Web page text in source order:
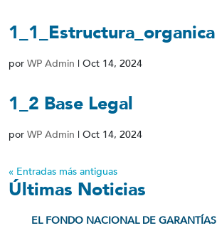
1_1_Estructura_organica
por WP Admin | Oct 14, 2024
1_2 Base Legal
por WP Admin | Oct 14, 2024
« Entradas más antiguas
Últimas Noticias
EL FONDO NACIONAL DE